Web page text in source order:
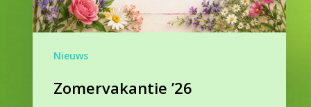
Nieuws
Zomervakantie ’26